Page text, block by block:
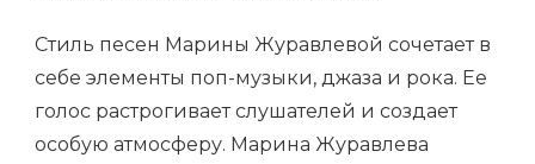
Стиль песен Марины Журавлевой сочетает в
себе элементы поп-музыки, джаза и рока. Ее
голос растрогивает слушателей и создает
особую атмосферу. Марина Журавлева